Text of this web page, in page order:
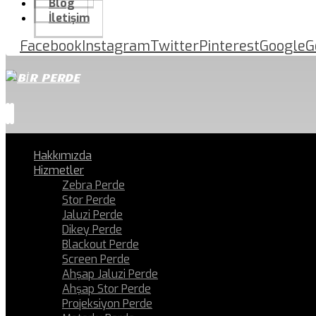
Blog
İletişim
FacebookInstagramTwitterPinterestGoogle
Hakkımızda
Hizmetler
Zebra Perde
Stor Perde
Jaluzi Perde
Dikey Perde
Blackout Perde
Screen Perde
Ahşap Jaluzi Perde
Ahşap Stor Perde
Projeksiyon Perde